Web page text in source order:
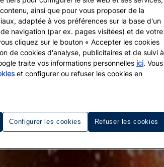
ainsi que pour vous proposer de la
adaptée à vos préférences sur la base d'un
navigation (par ex. pages visitées) et de votre
cliquez sur le bouton « Accepter les cookies
de cookies d'analyse, publicitaires et de suivi à
traite vos informations personnelles ici. Vous
et configurer ou refuser les cookies en
Configurer les cookies Refuser les cookies